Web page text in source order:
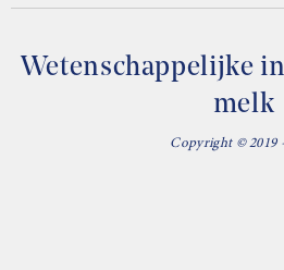
Wetenschappelijke
melk
Copyright © 2019